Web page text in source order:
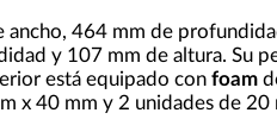
ancho, 464 mm de
y 107 mm de altura. Su
está equipado con foam
x 40 mm y 2 unidades de 20